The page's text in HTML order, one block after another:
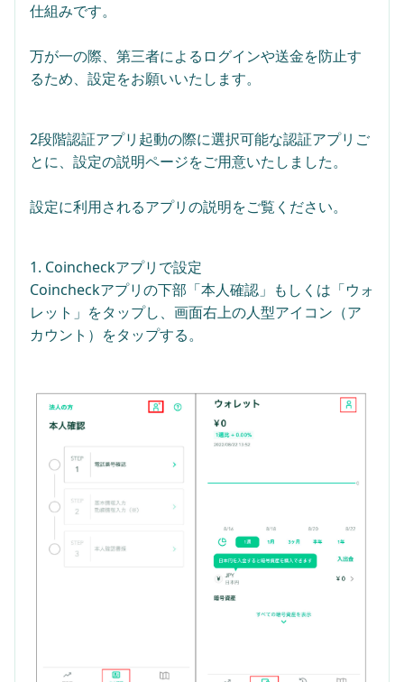
仕組みです。
万が一の際、第三者によるログインや送金を防止す
るため、設定をお願いいたします。
2段階認証アプリ起動の際に選択可能な認証アプリご
とに、設定の説明ページをご用意いたしました。
設定に利用されるアプリの説明をご覧ください。
1. Coincheckアプリで設定
Coincheckアプリの下部「本人確認」もしくは「ウォ
レット」をタップし、画面右上の人型アイコン（ア
カウント）をタップする。